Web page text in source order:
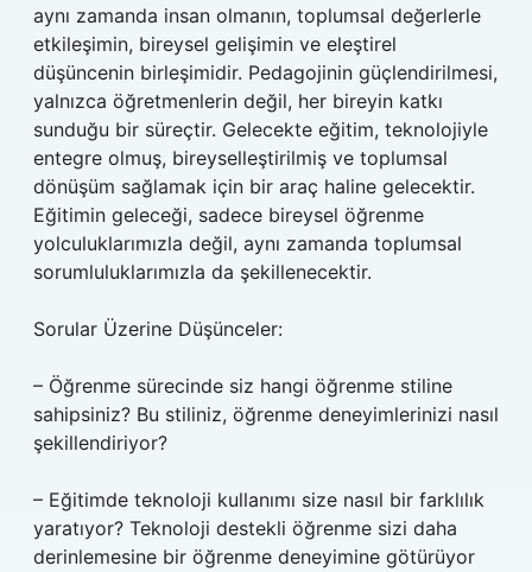
aynı zamanda insan olmanın, toplumsal değerlerle
etkileşimin, bireysel gelişimin ve eleştirel
düşüncenin birleşimidir. Pedagojinin güçlendirilmesi,
yalnızca öğretmenlerin değil, her bireyin katkı
sunduğu bir süreçtir. Gelecekte eğitim, teknolojiyle
entegre olmuş, bireyselleştirilmiş ve toplumsal
dönüşüm sağlamak için bir araç haline gelecektir.
Eğitimin geleceği, sadece bireysel öğrenme
yolculuklarımızla değil, aynı zamanda toplumsal
sorumluluklarımızla da şekillenecektir.
Sorular Üzerine Düşünceler:
– Öğrenme sürecinde siz hangi öğrenme stiline
sahipsiniz? Bu stiliniz, öğrenme deneyimlerinizi nasıl
şekillendiriyor?
– Eğitimde teknoloji kullanımı size nasıl bir farklılık
yaratıyor? Teknoloji destekli öğrenme sizi daha
derinlemesine bir öğrenme deneyimine götürüyor